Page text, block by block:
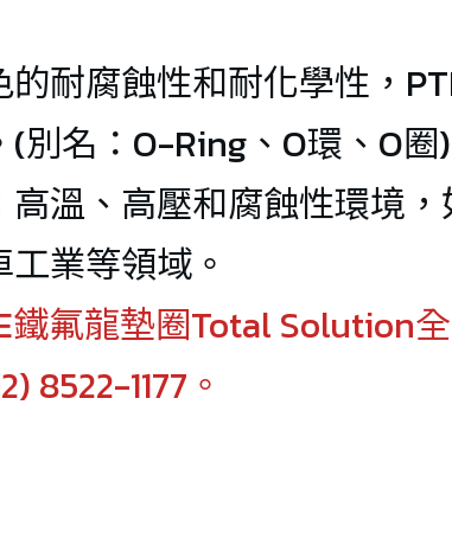
LT-463 High
inner
air
70℃/+3
464
耐腐蝕性和耐化學性，
(別名：O-Ring、O環
高溫、高壓和腐蝕性環境
業等領域。
鐵氟龍墊圈Total Solution
8522-1177。